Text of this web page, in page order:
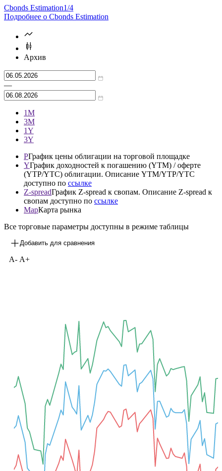
Cbonds Estimation1/4
Подробнее о Cbonds Estimation
Архив
—
1М
3М
1Y
3Y
PГрафик цены облигации на торговой площадке
YГрафик доходностей к погашению (YTM) / оферте
(YTP/YTC) облигации. Описание YTM/YTP/YTC
доступно по ссылке
Z-spreadГрафик Z-spread к свопам. Описание Z-spread к
свопам доступно по ссылке
MapКарта рынка
Все торговые параметры доступны в режиме таблицы
Добавить для сравнения